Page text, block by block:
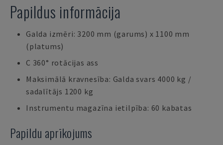
Papildus informācija
Galda izmēri: 3200 mm (garums) x 1100 mm
(platums)
C 360° rotācijas ass
Maksimālā kravnesība: Galda svars 4000 kg /
sadalītājs 1200 kg
Instrumentu magazīna ietilpība: 60 kabatas
Papildu aprīkojums